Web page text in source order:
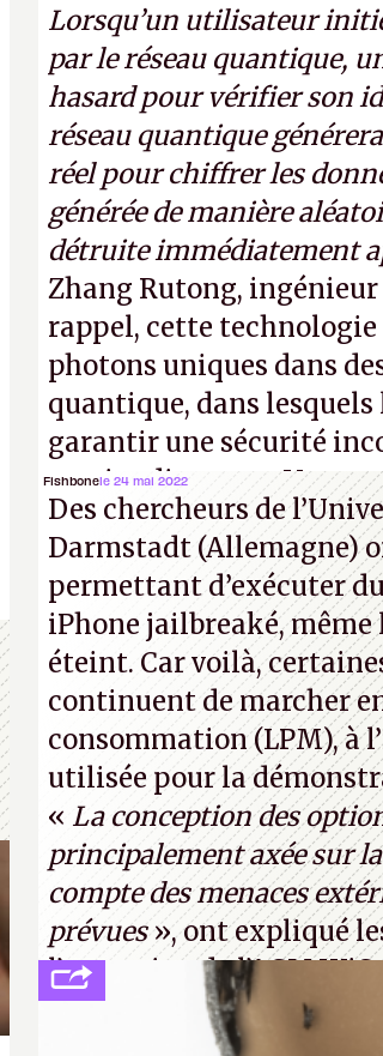
Lorsqu’un utilisateur
par le réseau quantique,
hasard pour vérifier son
réseau quantique
réel pour chiffrer les
générée de manière
détruite immédiatement
Zhang Rutong,
rappel, cette
photons uniques dans
quantique, dans
garantir une sécurité
parties distantes. Vous
normal, ça fait toujours
photo : China Telecom)
Fishbonele 24 mai 2022
Des chercheurs de
Darmstadt (Allemagne)
permettant d’exécuter
iPhone jailbreaké,
éteint. Car voilà,
continuent de marcher
consommation (LPM), à
utilisée pour la
« La conception des
principalement axée sur
compte des menaces
prévues», ont expliqué
l’occcasion de l’ACM
(http://cpc.cx/AH432T1
Tyler Lastovich)